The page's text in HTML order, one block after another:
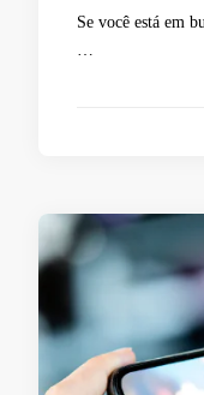
Se você está em